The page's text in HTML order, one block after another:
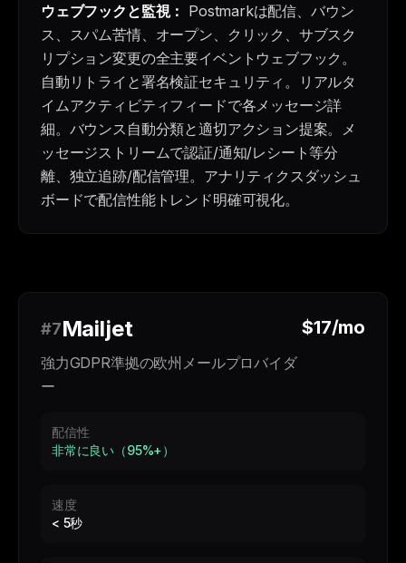
ウェブフックと監視： Postmarkは配信、バウン
ス、スパム苦情、オープン、クリック、サブスク
リプション変更の全主要イベントウェブフック。
自動リトライと署名検証セキュリティ。リアルタ
イムアクティビティフィードで各メッセージ詳
細。バウンス自動分類と適切アクション提案。メ
ッセージストリームで認証/通知/レシート等分
離、独立追跡/配信管理。アナリティクスダッシュ
ボードで配信性能トレンド明確可視化。
#7Mailjet
強力GDPR準拠の欧州メールプロバイダ
ー
$17/mo
配信性
非常に良い（95%+）
速度
< 5秒